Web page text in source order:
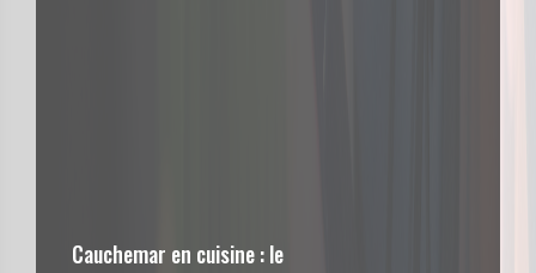
Cauchemar en cuisine : le